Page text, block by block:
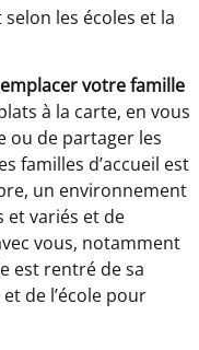
les écoles et la
votre famille
à la carte, en vous
ou de partager les
familles d’accueil est
un environnement
et variés et de
vous, notamment
est rentré de sa
de l’école pour